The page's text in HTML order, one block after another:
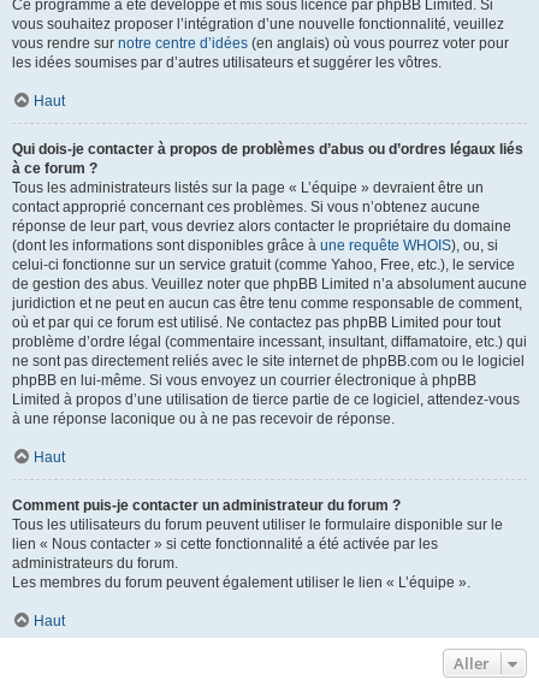
Ce programme a été développé et mis sous licence par phpBB Limited. Si
vous souhaitez proposer l’intégration d’une nouvelle fonctionnalité, veuillez
vous rendre sur notre centre d’idées (en anglais) où vous pourrez voter pour
les idées soumises par d’autres utilisateurs et suggérer les vôtres.
Haut
Qui dois-je contacter à propos de problèmes d’abus ou d’ordres légaux liés
à ce forum ?
Tous les administrateurs listés sur la page « L’équipe » devraient être un
contact approprié concernant ces problèmes. Si vous n’obtenez aucune
réponse de leur part, vous devriez alors contacter le propriétaire du domaine
(dont les informations sont disponibles grâce à une requête WHOIS), ou, si
celui-ci fonctionne sur un service gratuit (comme Yahoo, Free, etc.), le service
de gestion des abus. Veuillez noter que phpBB Limited n’a absolument aucune
juridiction et ne peut en aucun cas être tenu comme responsable de comment,
où et par qui ce forum est utilisé. Ne contactez pas phpBB Limited pour tout
problème d’ordre légal (commentaire incessant, insultant, diffamatoire, etc.) qui
ne sont pas directement reliés avec le site internet de phpBB.com ou le logiciel
phpBB en lui-même. Si vous envoyez un courrier électronique à phpBB
Limited à propos d’une utilisation de tierce partie de ce logiciel, attendez-vous
à une réponse laconique ou à ne pas recevoir de réponse.
Haut
Comment puis-je contacter un administrateur du forum ?
Tous les utilisateurs du forum peuvent utiliser le formulaire disponible sur le
lien « Nous contacter » si cette fonctionnalité a été activée par les
administrateurs du forum.
Les membres du forum peuvent également utiliser le lien « L’équipe ».
Haut
Aller